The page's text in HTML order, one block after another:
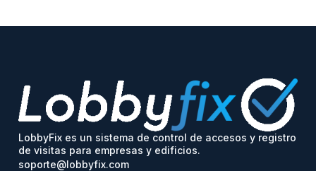
LobbyFix es un sistema de control de accesos y registro
de visitas para empresas y edificios.
soporte@lobbyfix.com